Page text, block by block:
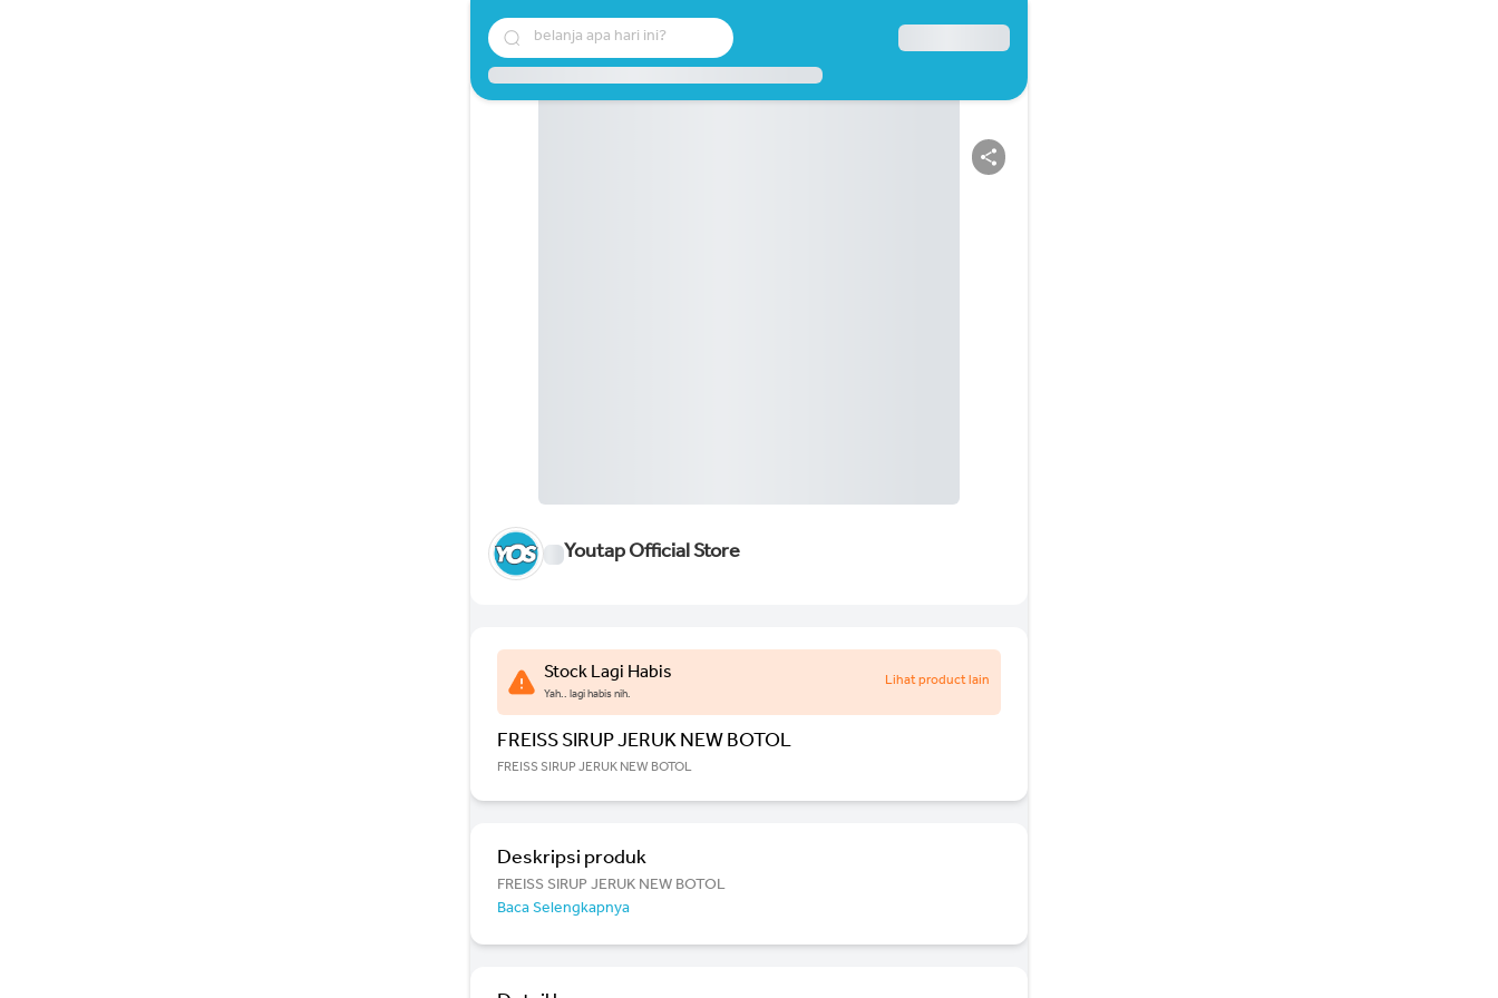
belanja apa hari ini?
Youtap Official Store
Stock Lagi Habis
Yah.. lagi habis nih.
Lihat product lain
FREISS SIRUP JERUK NEW BOTOL
FREISS SIRUP JERUK NEW BOTOL
Deskripsi produk
FREISS SIRUP JERUK NEW BOTOL
Baca Selengkapnya